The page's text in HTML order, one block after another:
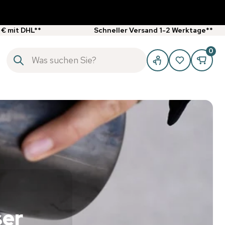
mit DHL** Schneller Versand 1-2 Werktage**
0